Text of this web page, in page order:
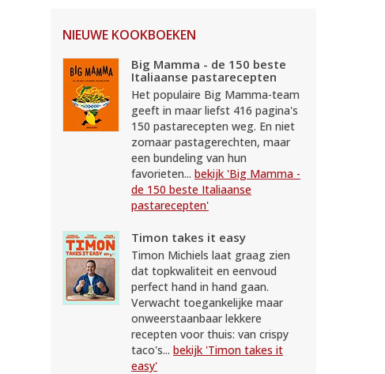
NIEUWE KOOKBOEKEN
Big Mamma - de 150 beste
Italiaanse pastarecepten
Het populaire Big Mamma-team
geeft in maar liefst 416 pagina's
150 pastarecepten weg. En niet
zomaar pastagerechten, maar
een bundeling van hun
favorieten... bekijk 'Big Mamma -
de 150 beste Italiaanse
pastarecepten'
Timon takes it easy
Timon Michiels laat graag zien
dat topkwaliteit en eenvoud
perfect hand in hand gaan.
Verwacht toegankelijke maar
onweerstaanbaar lekkere
recepten voor thuis: van crispy
taco's... bekijk 'Timon takes it
easy'